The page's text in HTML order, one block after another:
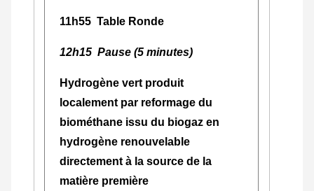
11h55 Table Ronde
12h15 Pause (5 minutes)
Hydrogène vert produit
localement par reformage du
biométhane issu du biogaz en
hydrogène renouvelable
directement à la source de la
matière première